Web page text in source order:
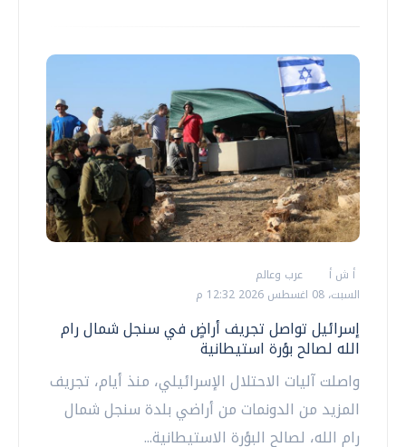
أ ش أ
عرب وعالم
السبت، 08 اغسطس 2026 12:32 م
إسرائيل تواصل تجريف أراضٍ في سنجل شمال رام
الله لصالح بؤرة استيطانية
واصلت آليات الاحتلال الإسرائيلي، منذ أيام، تجريف
المزيد من الدونمات من أراضي بلدة سنجل شمال
رام الله، لصالح البؤرة الاستيطانية...